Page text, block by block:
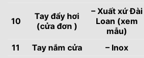
10
Tay đẩy hơi
(cửa đơn )
– Xuất xứ Đài
Loan (xem
mẫu)
11 Tay nắm cửa – Inox